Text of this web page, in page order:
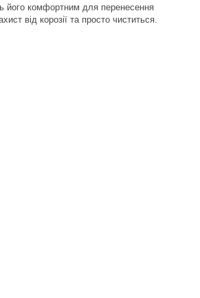
його комфортним для перенесення
від корозії та просто чиститься.